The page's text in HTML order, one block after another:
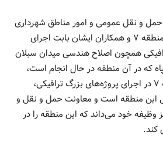
و نقل عمومی و امور مناطق شهرداری
تهران با تقدیر از شهردار منطقه ۷ و همکاران ایشان بابت اجرای
همچون اصلاح هندسی میدان سبلان
که در آن منطقه در حال انجام است،
گفت: پیشرو بودن منطقه ۷ در اجرای پروژه‌های بزرگ ترافیکی،
این منطقه است و معاونت حمل و نقل و
وظیفه خود می‌داند که این منطقه را در
کند.